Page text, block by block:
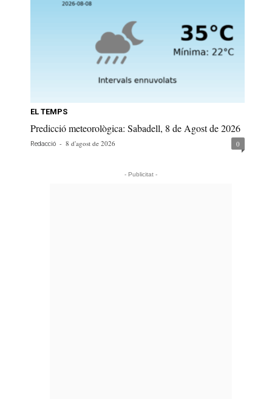
EL TEMPS
Predicció meteorològica: Sabadell, 8 de Agost de 2026
Redacció - 8 d'agost de 2026 0
- Publicitat -